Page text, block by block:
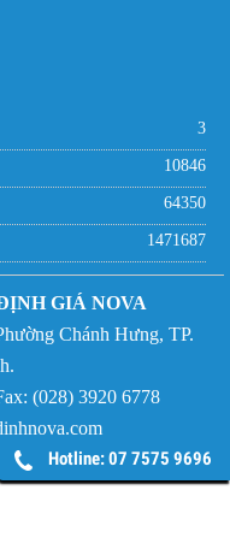
3
10846
64350
1471687
GIÁ NOVA
Chánh Hưng, TP.
(028) 3920 6778
- Phát triển bởi
Hotline: 07 7575 9696